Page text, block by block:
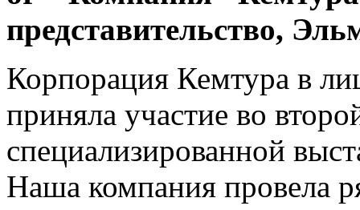
представительство,
Корпорация Кемтура в
приняла участие во
специализированной
Наша компания провела